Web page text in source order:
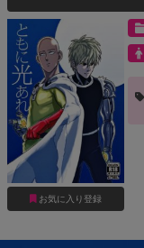
お気に入り登録